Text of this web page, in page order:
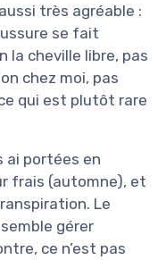
très agréable :
se fait
la cheville libre, pas
chez moi, pas
qui est plutôt rare
ai portées en
frais (automne), et
Le
gérer
ce n’est pas